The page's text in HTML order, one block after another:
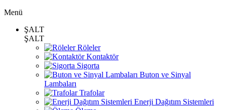
Menü
ŞALT
ŞALT
Röleler
Kontaktör
Sigorta
Buton ve Sinyal
Lambaları
Trafolar
Enerji Dağıtım Sistemleri